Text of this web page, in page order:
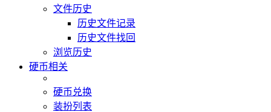
文件历史
历史文件记录
历史文件找回
浏览历史
硬币相关
硬币兑换
装扮列表